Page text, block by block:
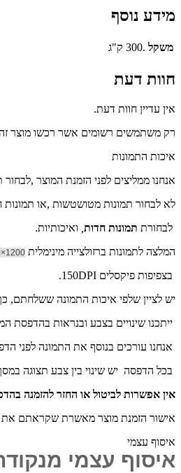
מידע נוסף
משקל .300 ק"ג
חוות דעת
אין עדיין חוות דעת.
רק משתמשים רשומים אשר רכשו מוצר זה
איכות התמונות
אנחנו ממליצים לפני הזמנת המוצר
לא לבחור תמונות מטושטשות ,או תמונות
לבחורת תמונות חדות ואיכותיות.
המלצה לתמונות ברזולצייה מינימלית 1200×900
בצפיפות פיקסלים 150DPI.
יש לציין שלפי איכות התמונה ששלחתם,
ייתכנו שינויים בצבע ובנראות בהדפסת
אנחנו עורכים בנוסף את התמונה לפני
בכל הדפסה יש שינוי בין צבע תצוגה
אין אפשרות לביטול או החזר להזמנה
אישור הזמנת מוצר מאשרת שקראתם את
איסוף עצמי
איסוף עצמי